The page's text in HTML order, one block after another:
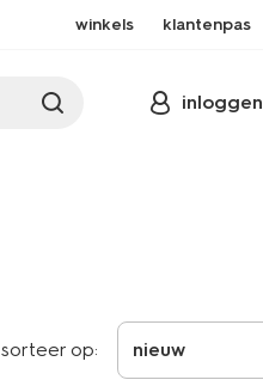
winkels klantenpas
inloggen
sorteer op: nieuw